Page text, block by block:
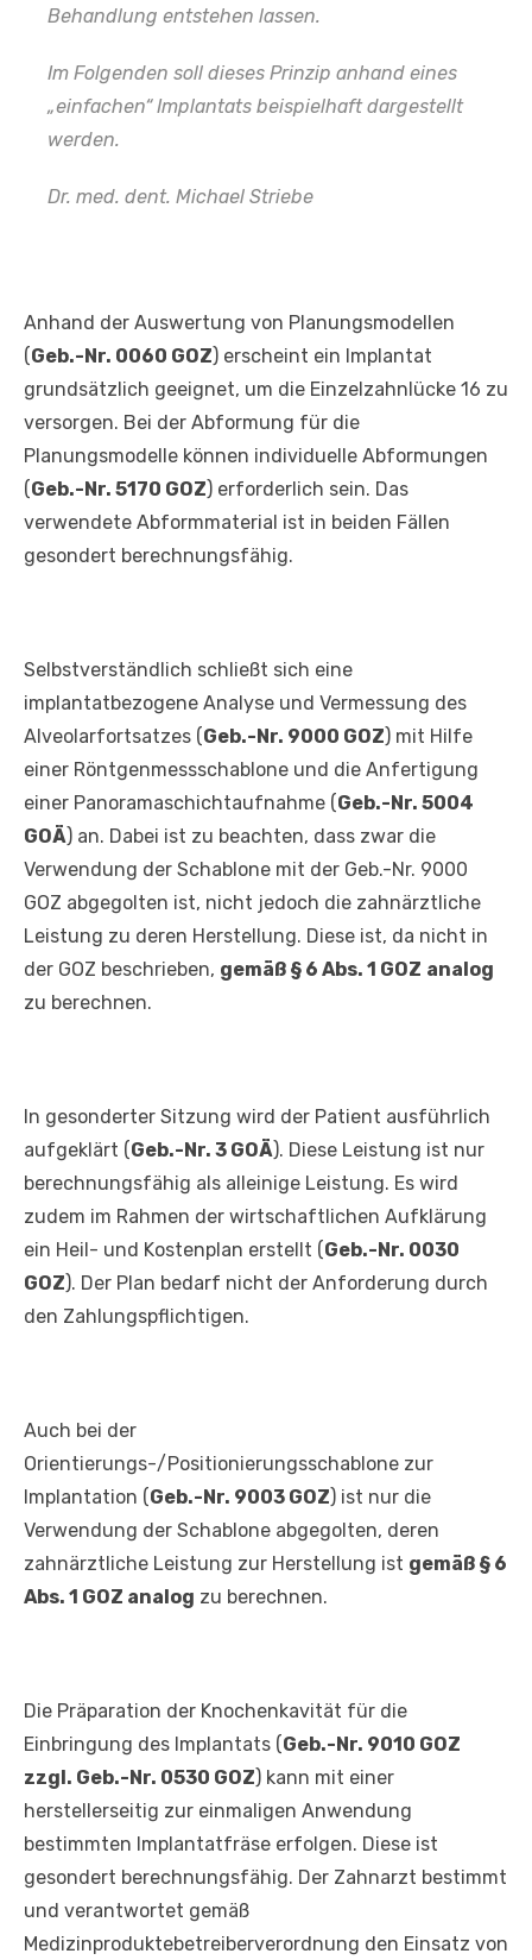
Behandlung entstehen lassen.
Im Folgenden soll dieses Prinzip anhand eines
„einfachen“ Implantats beispielhaft dargestellt
werden.
Dr. med. dent. Michael Striebe
Anhand der Auswertung von Planungsmodellen
(Geb.-Nr. 0060 GOZ) erscheint ein Implantat
grundsätzlich geeignet, um die Einzelzahnlücke 16 zu
versorgen. Bei der Abformung für die
Planungsmodelle können individuelle Abformungen
(Geb.-Nr. 5170 GOZ) erforderlich sein. Das
verwendete Abformmaterial ist in beiden Fällen
gesondert berechnungsfähig.
Selbstverständlich schließt sich eine
implantatbezogene Analyse und Vermessung des
Alveolarfortsatzes (Geb.-Nr. 9000 GOZ) mit Hilfe
einer Röntgenmessschablone und die Anfertigung
einer Panoramaschichtaufnahme (Geb.-Nr. 5004
GOÄ) an. Dabei ist zu beachten, dass zwar die
Verwendung der Schablone mit der Geb.-Nr. 9000
GOZ abgegolten ist, nicht jedoch die zahnärztliche
Leistung zu deren Herstellung. Diese ist, da nicht in
der GOZ beschrieben, gemäß § 6 Abs. 1 GOZ analog
zu berechnen.
In gesonderter Sitzung wird der Patient ausführlich
aufgeklärt (Geb.-Nr. 3 GOÄ). Diese Leistung ist nur
berechnungsfähig als alleinige Leistung. Es wird
zudem im Rahmen der wirtschaftlichen Aufklärung
ein Heil- und Kostenplan erstellt (Geb.-Nr. 0030
GOZ). Der Plan bedarf nicht der Anforderung durch
den Zahlungspflichtigen.
Auch bei der
Orientierungs-/Positionierungsschablone zur
Implantation (Geb.-Nr. 9003 GOZ) ist nur die
Verwendung der Schablone abgegolten, deren
zahnärztliche Leistung zur Herstellung ist gemäß § 6
Abs. 1 GOZ analog zu berechnen.
Die Präparation der Knochenkavität für die
Einbringung des Implantats (Geb.-Nr. 9010 GOZ
zzgl. Geb.-Nr. 0530 GOZ) kann mit einer
herstellerseitig zur einmaligen Anwendung
bestimmten Implantatfräse erfolgen. Diese ist
gesondert berechnungsfähig. Der Zahnarzt bestimmt
und verantwortet gemäß
Medizinproduktebetreiberverordnung den Einsatz von